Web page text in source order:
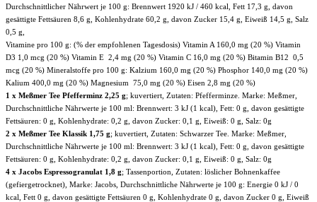
Durchschnittlicher Nährwert je 100 g: Brennwert 1920 kJ / 460 kcal, Fett 17,3 g, davon
gesättigte Fettsäuren 8,6 g, Kohlenhydrate 60,2 g, davon Zucker 15,4 g, Eiweiß 14,5 g, Salz
0,5 g,
Vitamine pro 100 g: (% der empfohlenen Tagesdosis) Vitamin A 160,0 mg (20 %) Vitamin
D3 1,0 mcg (20 %) Vitamin E 2,4 mg (20 %) Vitamin C 16,0 mg (20 %) Bitamin B12 0,5
mcg (20 %) Mineralstoffe pro 100 g: Kalzium 160,0 mg (20 %) Phosphor 140,0 mg (20 %)
Kalium 400,0 mg (20 %) Magnesium 75,0 mg (20 %) Eisen 2,8 mg (20 %)
1 x Meßmer Tee Pfefferminz 2,25 g; kuvertiert, Zutaten: Pfefferminze. Marke: Meßmer,
Durchschnittliche Nährwerte je 100 ml: Brennwert: 3 kJ (1 kcal), Fett: 0 g, davon gesättigte
Fettsäuren: 0 g, Kohlenhydrate: 0,2 g, davon Zucker: 0,1 g, Eiweiß: 0 g, Salz: 0g
2 x Meßmer Tee Klassik 1,75 g; kuvertiert, Zutaten: Schwarzer Tee. Marke: Meßmer,
Durchschnittliche Nährwerte je 100 ml: Brennwert: 3 kJ (1 kcal), Fett: 0 g, davon gesättigte
Fettsäuren: 0 g, Kohlenhydrate: 0,2 g, davon Zucker: 0,1 g, Eiweiß: 0 g, Salz: 0g
4 x Jacobs Espressogranulat 1,8 g; Tassenportion, Zutaten: löslicher Bohnenkaffee
(gefiergetrocknet), Marke: Jacobs, Durchschnittliche Nährwerte je 100 g: Energie 0 kJ / 0
kcal, Fett 0 g, davon gesättigte Fettsäuren 0 g, Kohlenhydrate 0 g, davon Zucker 0 g, Eiweiß